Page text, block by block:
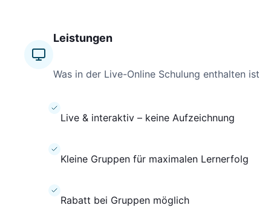
Leistungen
Was in der Live-Online Schulung enthalten ist
Live & interaktiv – keine Aufzeichnung
Kleine Gruppen für maximalen Lernerfolg
Rabatt bei Gruppen möglich